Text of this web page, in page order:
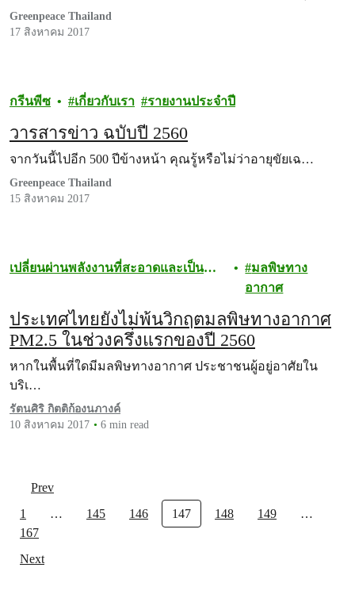
Greenpeace Thailand
17 สิงหาคม 2017
กรีนพีซ เกี่ยวกับเรา รายงานประจำปี
วารสารข่าว ฉบับปี 2560
จากวันนี้ไปอีก 500 ปีข้างหน้า คุณรู้หรือไม่ว่าอายุขัยเฉ…
Greenpeace Thailand
15 สิงหาคม 2017
เปลี่ยนผ่านพลังงานที่สะอาดและเป็น
มลพิษทาง
อากาศ
ประเทศไทยยังไม่พ้นวิกฤตมลพิษทางอากาศ
PM2.5 ในช่วงครึ่งแรกของปี 2560
หากในพื้นที่ใดมีมลพิษทางอากาศ ประชาชนผู้อยู่อาศัยใน
บริเ…
รัตนศิริ กิตติก้องนภางค์
10 สิงหาคม 2017
6 min read
Prev
1
… 145 146 147 148 149
…
167
Next